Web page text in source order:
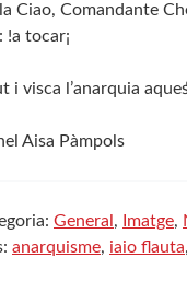
Ciao, Comandante
!a tocar¡
i visca l’anarquia
Aisa Pàmpols
General , Imatge,
anarquisme, iaio flauta,